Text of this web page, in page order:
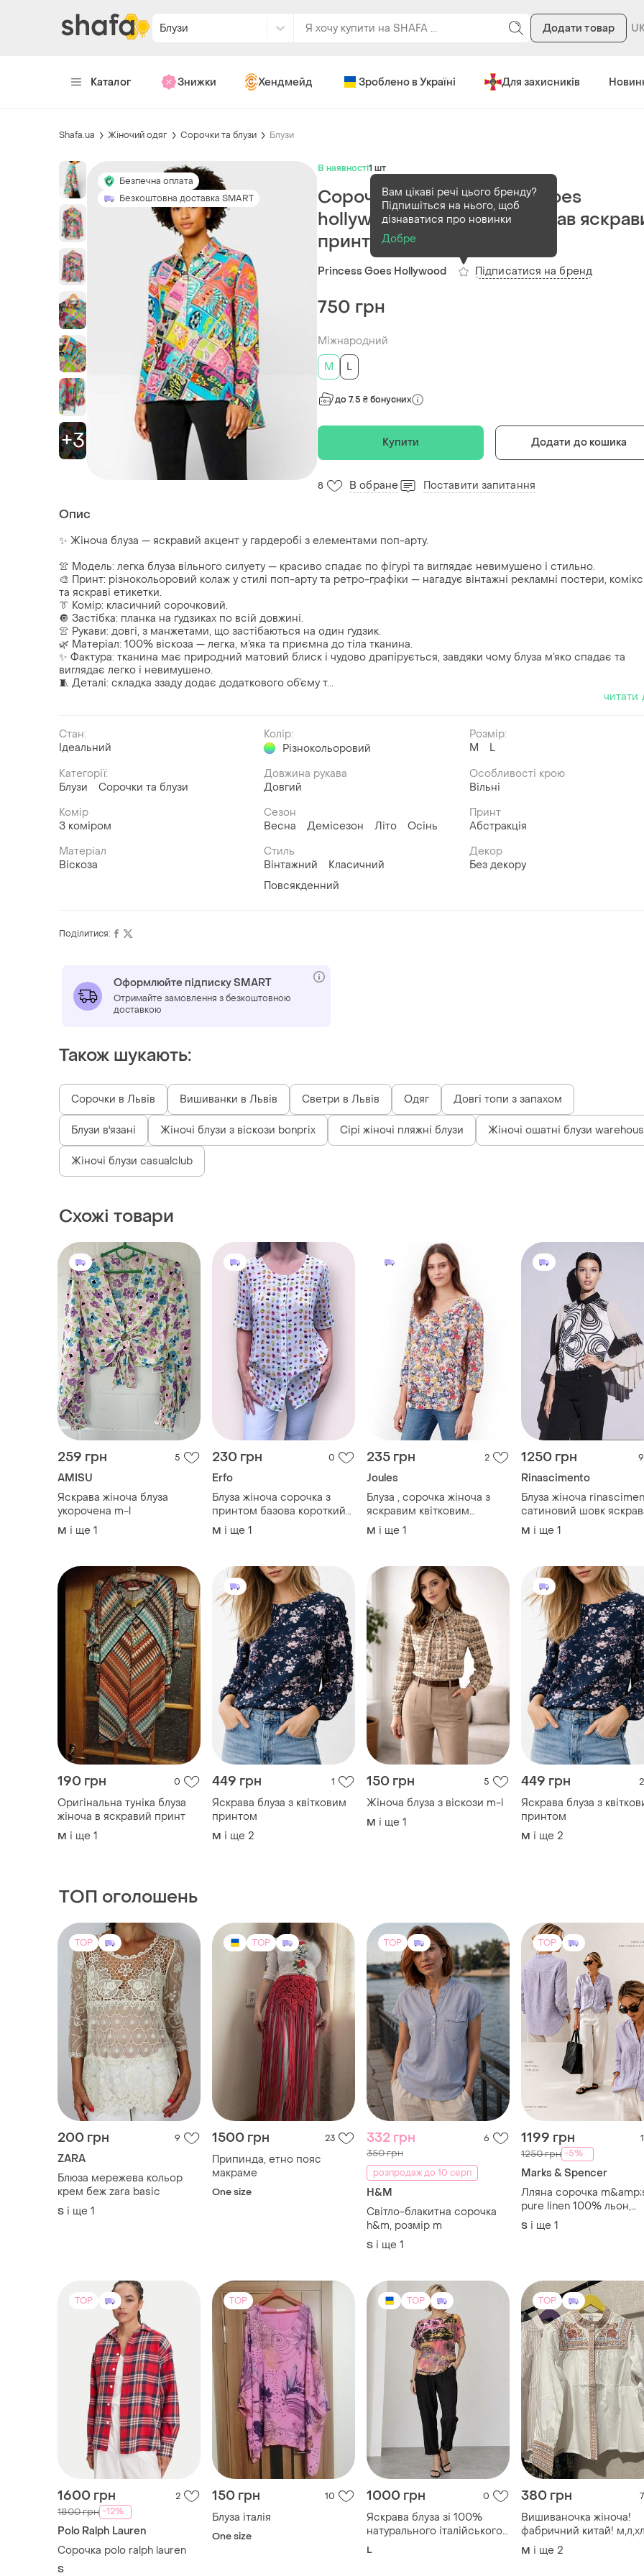
Блузи Додати товар
Каталог Знижки Хендмейд Зроблено в Україні Для захисників
Shafa.ua Жіночий одяг Сорочки та блузи Блузи
+3
Безпечна оплата
Безкоштовна доставка SMART
В наявності1 шт
Сорочка жіноча princess goes
hollywood блуза довгий рукав
принт m l
Princess Goes Hollywood
Вам цікаві речі цього бренду?
Підпишіться на нього, щоб
дізнаватися про новинки
Добре
Підписатися на бренд
750 грн
Міжнародний
M
L
до 7.5 ₴ бонусних
Купити Додати до кошика
8 В обране Поставити запитання
Опис
✨ Жіноча блуза — яскравий акцент у гардеробі з елементами поп-арту.
👚 Модель: легка блуза вільного силуету — красиво спадає по фігурі та виглядає невимушено і стильно.
🎨 Принт: різнокольоровий колаж у стилі поп-арту та ретро-графіки — нагадує вінтажні рекламні постери,
та яскраві етикетки.
👔 Комір: класичний сорочковий.
🔘 Застібка: планка на ґудзиках по всій довжині.
👚 Рукави: довгі, з манжетами, що застібаються на один ґудзик.
🌿 Матеріал: 100% віскоза — легка, м’яка та приємна до тіла тканина.
✨ Фактура: тканина має природний матовий блиск і чудово драпірується, завдяки чому блуза м’яко спадає та
виглядає легко і невимушено.
🧵 Деталі: складка ззаду додає додаткового об’єму т...
читати
Стан:
Ідеальний
Колір:
Різнокольоровий
Розмір:
M
L
Категорії:
Блузи
Сорочки та блузи
Довжина рукава
Довгий
Особливості крою
Вільні
Комір
З коміром
Сезон
Весна
Демісезон Літо Осінь
Принт
Абстракція
Матеріал
Віскоза
Стиль
Вінтажний
Класичний
Повсякденний
Декор
Без декору
Поділитися:
Оформлюйте підписку SMART
Отримайте замовлення з безкоштовною
доставкою
Також шукають:
Сорочки в Львів Вишиванки в Львів Светри в Львів Одяг Довгі топи з запахом
Блузи в'язані Жіночі блузи з віскози bonprix Сірі жіночі пляжні блузи Жіночі ошатні блузи
Жіночі блузи casualclub
Схожі товари
259 грн 5
AMISU
Яскрава жіноча блуза
укорочена m-l
M і ще 1
230 грн 0
Erfo
Блуза жіноча сорочка з
принтом базова короткий
рукав m l розмір 46-48
M і ще 1
235 грн 2
Joules
Блуза , сорочка жіноча з
яскравим квітковим
принтом joules
M і ще 1
1250 грн 9
Rinascimento
Блуза жіноча
сатиновий шовк
сорочка - топ
M і ще 1
190 грн 0
Оригінальна туніка блуза
жіноча в яскравий принт
M і ще 1
449 грн 1
Яскрава блуза з квітковим
принтом
M і ще 2
150 грн 5
Жіноча блуза з віскози m-l
M і ще 1
449 грн 2
Яскрава блуза з
принтом
M і ще 2
ТОП оголошень
TOP
200 грн 9
ZARA
Блюзa мережева кольор
крем беж zara basic
S і ще 1
TOP
1500 грн 23
Припинда, етно пояс
макраме
One size
TOP
332 грн 6
350 грн
розпродаж до 10 серп
H&M
Світло-блакитна сорочка
h&m, розмір m
S і ще 1
TOP
1199 грн 1
1250 грн -5%
Marks & Spencer
Лляна сорочка
pure linen 100% льон,
світло-бузкова
S і ще 1
TOP
1600 грн 2
1800 грн -12%
Polo Ralph Lauren
Сорочка polo ralph lauren
S
TOP
150 грн 10
Блуза італія
One size
TOP
1000 грн 0
Яскрава блуза зі 100%
натурального італійського
трикотажу
L
TOP
380 грн 7
Вишиваночка жіноча!
фабричний китай!
хлопок!
M і ще 2